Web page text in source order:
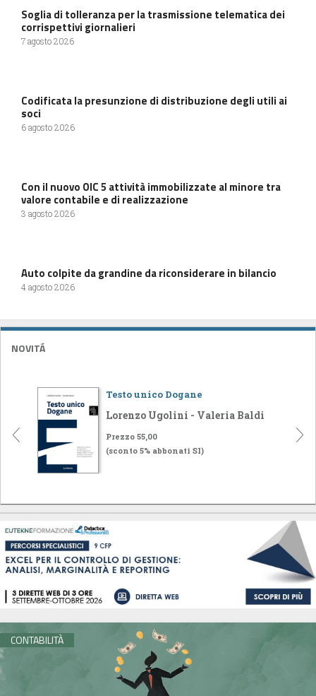
Soglia di tolleranza per la trasmissione telematica dei
corrispettivi giornalieri
7 agosto 2026
Codificata la presunzione di distribuzione degli utili ai
soci
6 agosto 2026
Con il nuovo OIC 5 attività immobilizzate al minore tra
valore contabile e di realizzazione
3 agosto 2026
Auto colpite da grandine da riconsiderare in bilancio
4 agosto 2026
NOVITÁ
Testo unico Dogane
Lorenzo Ugolini - Valeria Baldi
Prezzo 55,00
(sconto 5% abbonati SI)
CONTABILITÀ